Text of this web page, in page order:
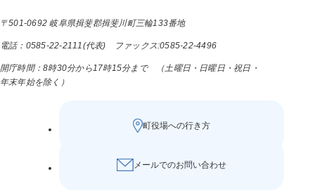
〒501-0692 岐阜県揖斐郡揖斐川町三輪133番地
電話：0585-22-2111(代表) ファックス:0585-22-4496
開庁時間：8時30分から17時15分まで （土曜日・日曜日・祝日・
年末年始を除く）
町役場への行き方
メールでのお問い合わせ